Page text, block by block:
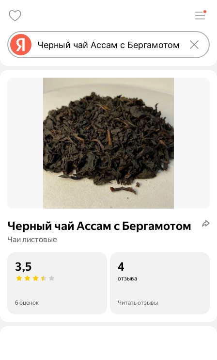
Черный чай Ассам с Бергамотом
Чаи листовые
3,5
6 оценок
4
отзыва
Читать отзывы